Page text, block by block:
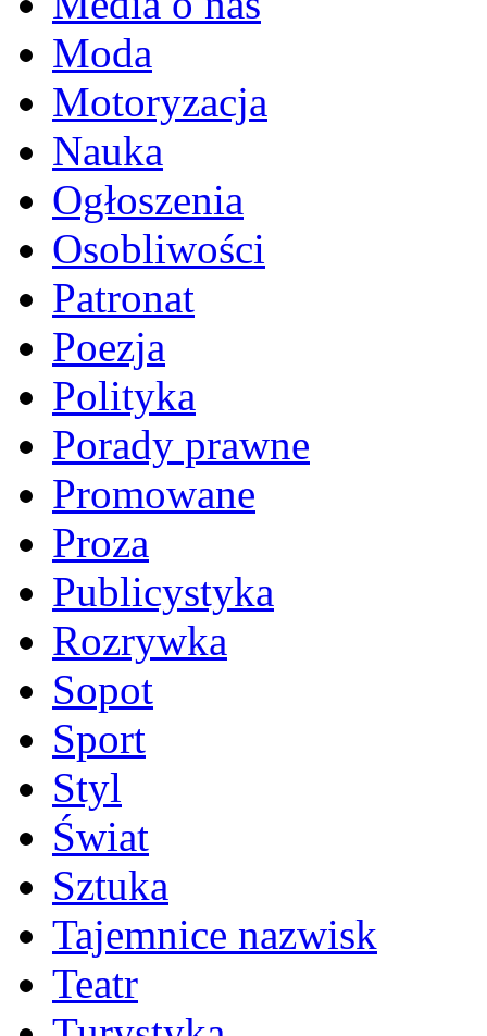
Moda
Motoryzacja
Nauka
Ogłoszenia
Osobliwości
Patronat
Poezja
Polityka
Porady prawne
Promowane
Proza
Publicystyka
Rozrywka
Sopot
Sport
Styl
Świat
Sztuka
Tajemnice nazwisk
Teatr